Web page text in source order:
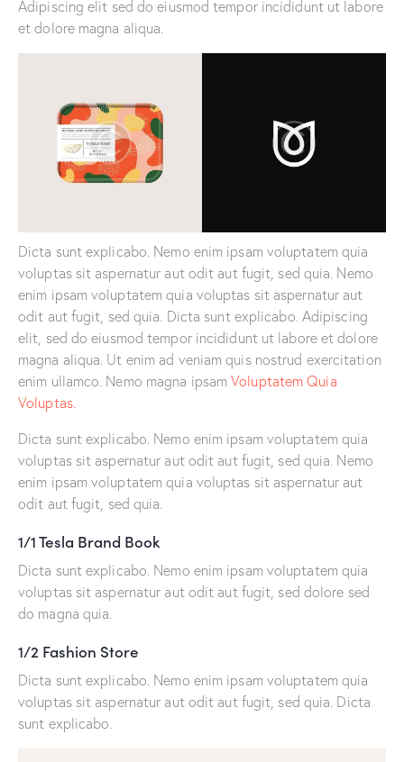
Adipiscing elit sed do eiusmod tempor incididunt ut labore
et dolore magna aliqua.
Dicta sunt explicabo. Nemo enim ipsam voluptatem quia
voluptas sit aspernatur aut odit aut fugit, sed quia. Nemo
enim ipsam voluptatem quia voluptas sit aspernatur aut
odit aut fugit, sed quia. Dicta sunt explicabo. Adipiscing
elit, sed do eiusmod tempor incididunt ut labore et dolore
magna aliqua. Ut enim ad veniam quis nostrud exercitation
enim ullamco. Nemo magna ipsamVoluptatem Quia
Voluptas.
Dicta sunt explicabo. Nemo enim ipsam voluptatem quia
voluptas sit aspernatur aut odit aut fugit, sed quia. Nemo
enim ipsam voluptatem quia voluptas sit aspernatur aut
odit aut fugit, sed quia.
1/1 Tesla Brand Book
Dicta sunt explicabo. Nemo enim ipsam voluptatem quia
voluptas sit aspernatur aut odit aut fugit, sed dolore sed
do magna quia.
1/2 Fashion Store
Dicta sunt explicabo. Nemo enim ipsam voluptatem quia
voluptas sit aspernatur aut odit aut fugit, sed quia. Dicta
sunt explicabo.